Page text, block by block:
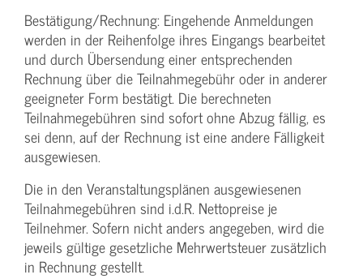
Bestätigung­/Rechnung: Eingehende Anmeldungen
werden in der Reihenfolge ihres Eingangs bearbeitet
und durch Übersendung einer entsprechenden
Rechnung über die Teilnahmegebühr oder in anderer
geeigneter Form bestätigt. Die berechneten
Teilnahmegebühren sind sofort ohne Abzug fällig, es
sei denn, auf der Rechnung ist eine andere Fälligkeit
ausgewiesen.
Die in den Veranstaltungsplänen ausgewiesenen
Teilnahmegebühren sind i.d.R. Nettopreise je
Teilnehmer. Sofern nicht anders angegeben, wird die
jeweils gültige gesetzliche Mehrwertsteuer zusätzlich
in Rechnung gestellt.